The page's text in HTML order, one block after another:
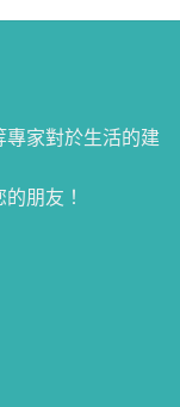
家對於生活的建
朋友！